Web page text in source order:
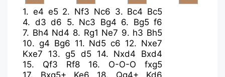
1. e4 e5 2. Nf3 Nc6 3. Bc4 Bc5
4. d3 d6 5. Nc3 Bg4 6. Bg5 f6
7. Bh4 Nd4 8. Rg1 Ne7 9. h3 Bh5
10. g4 Bg6 11. Nd5 c6 12. Nxe7
Kxe7
13.g5 d5 14. Nxd4
Bxd4
15. Qf3 Rf8 16. O-O-O
fxg5
17. Bxg5+ Ke6 18. Qg4+
Kd6